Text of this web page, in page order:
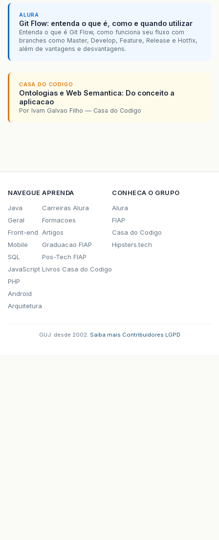
ALURA
Git Flow: entenda o que é, como e quando utilizar
Entenda o que é Git Flow, como funciona seu fluxo com
branches como Master, Develop, Feature, Release e Hotfix,
além de vantagens e desvantagens.
CASA DO CODIGO
Ontologias e Web Semantica: Do conceito a
aplicacao
Por Ivam Galvao Filho — Casa do Codigo
NAVEGUE
Java
Geral
Front-end
Mobile
SQL
JavaScript
PHP
Android
Arquitetura
APRENDA
Carreiras Alura
Formacoes
Artigos
Graduacao FIAP
Pos-Tech FIAP
Livros Casa do Codigo
CONHECA O GRUPO
Alura
FIAP
Casa do Codigo
Hipsters.tech
GUJ: desde 2002. Saiba mais Contribuidores LGPD